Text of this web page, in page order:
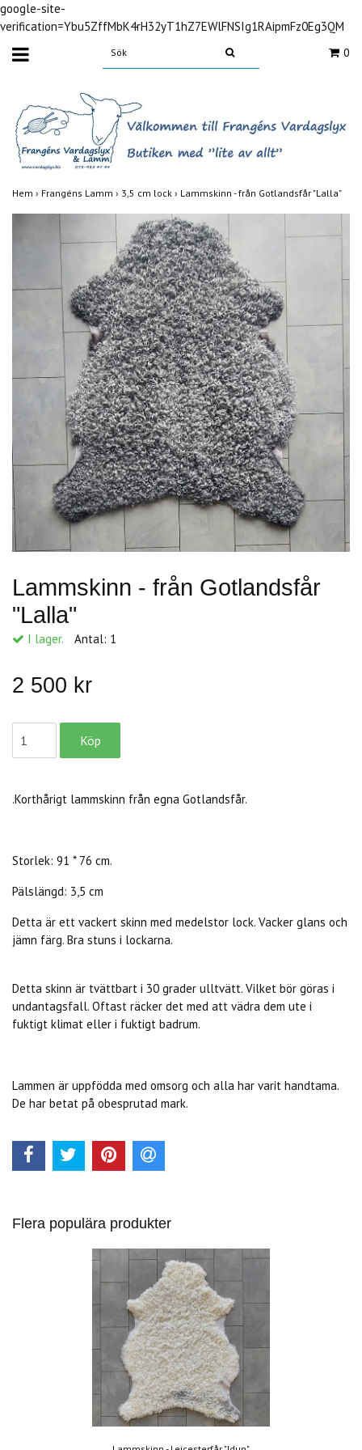
google-site-
verification=Ybu5ZffMbK4rH32yT1hZ7EWlFNSIg1RAipmFz0Eg3QM
0
Hem › Frangéns Lamm › 3,5 cm lock › Lammskinn - från Gotlandsfår "Lalla"
Lammskinn - från Gotlandsfår
"Lalla"
I lager. Antal: 1
2 500 kr
.Korthårigt lammskinn från egna Gotlandsfår.
Storlek: 91 * 76 cm.
Pälslängd: 3,5 cm
Detta är ett vackert skinn med medelstor lock. Vacker glans och
jämn färg. Bra stuns i lockarna.
Detta skinn är tvättbart i 30 grader ulltvätt. Vilket bör göras i
undantagsfall. Oftast räcker det med att vädra dem ute i
fuktigt klimat eller i fuktigt badrum.
Lammen är uppfödda med omsorg och alla har varit handtama.
De har betat på obesprutad mark.
Flera populära produkter